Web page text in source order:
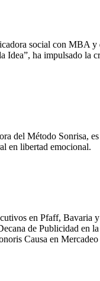
social con
ha impulsado la
del Método Sonrisa,
en libertad emocional.
en Pfaff,
de Publicidad en
Causa en